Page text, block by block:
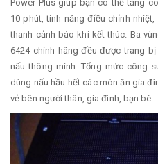
Power Plus giúp bạn có thể tăng
10 phút, tính năng điều chỉnh
thanh cảnh báo khi kết thúc. Ba
6424 chính hãng đều được trang
nấu thông minh. Tổng mức công
dùng nấu hầu hết các món ăn gia
vẻ bên người thân, gia đình, bạn bè.